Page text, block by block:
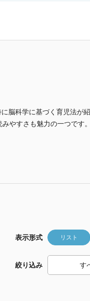
脳科学に基づく育児法が
やすさも魅力の一つです
表示形式 リスト
絞り込み